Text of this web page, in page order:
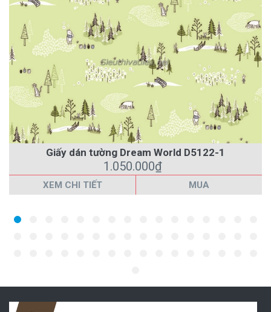
Giấy dán tường Dream World D5122-1
1.050.000₫
XEM CHI TIẾT MUA